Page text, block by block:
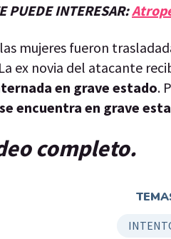
PUEDE INTERESAR:
mujeres fueron
ex novia del atacante
en grave estado.
se encuentra en grave
completo.